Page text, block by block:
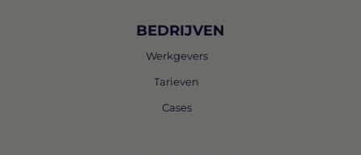
BEDRIJVEN
Werkgevers
Tarieven
Cases